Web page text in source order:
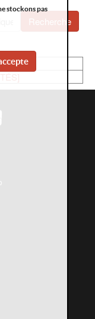
Recherche
stockons pas